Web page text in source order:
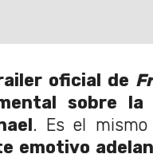
oficial de
sobre
. Es el mismo
emotivo